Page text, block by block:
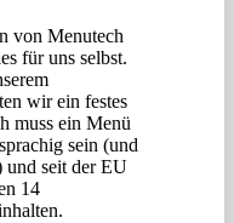
von Menutech
für uns selbst.
wir ein festes
muss ein Menü
sein (und
und seit der EU
14